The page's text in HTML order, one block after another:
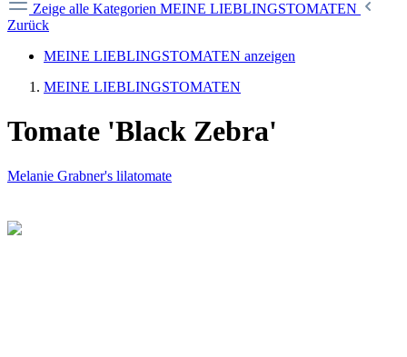
Zeige alle Kategorien MEINE LIEBLINGSTOMATEN
Zurück
MEINE LIEBLINGSTOMATEN anzeigen
MEINE LIEBLINGSTOMATEN
Tomate 'Black Zebra'
Melanie Grabner's lilatomate